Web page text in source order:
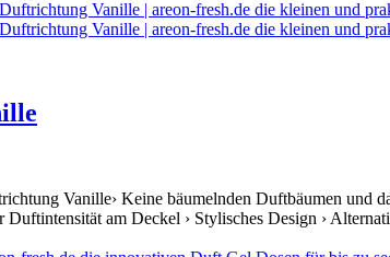
Vanille› Keine bäumelnden Duftbäumen und
am Deckel › Stylisches Design ›